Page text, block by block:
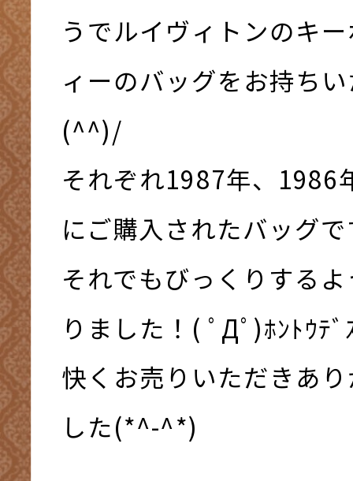
うでルイヴィトンのキ
ィーのバッグをお持ち
(^^)/
それぞれ1987年、1986
にご購入されたバッグで
それでもびっくりする
りました！( ﾟДﾟ)ﾎﾝﾄｳﾃ
快くお売りいただきあ
した(*^-^*)